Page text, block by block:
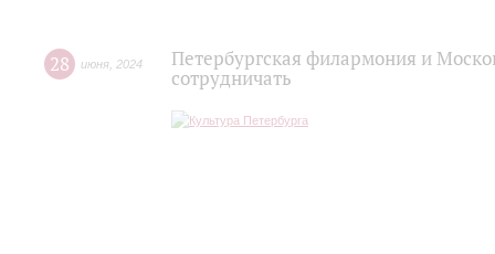
28 июня 2024
Петербургская филармония и
сотрудничать